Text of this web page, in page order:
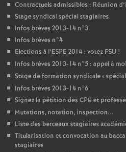
Contractuels admissibles : Réunion
Stage syndical spécial stagiaires
Infos brèves 2013-14 n°3
Infos brèves n°4
Elections à l’ESPE 2014 : votez FSU !
Infos brèves 2013-14 n°5 : appel à
Stage de formation syndicale «
Infos brèves 2013-14 n°6
Signez la pétition des CPE et
Mutations, notation, inspection...
Liste des berceaux stagiaires
Titularisation et convocation au
stagiaires